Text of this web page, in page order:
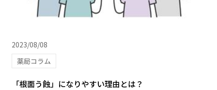
2023/08/08
薬局コラム
「根面う蝕」になりやすい理由とは？